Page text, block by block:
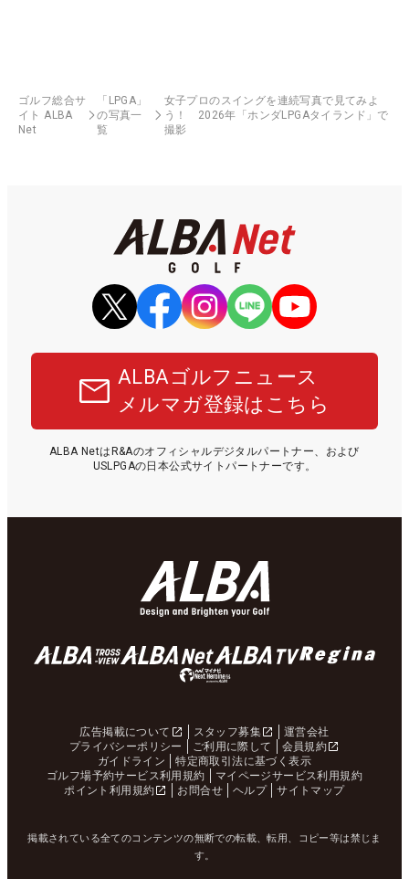
ゴルフ総合サ
イト ALBA
Net
「LPGA」
の写真一
覧
女子プロのスイングを連続写真で見てみよ
う！ 2026年「ホンダLPGAタイランド」で
撮影
ALBAゴルフニュース
メルマガ登録はこちら
ALBA NetはR&Aのオフィシャルデジタルパートナー、および
USLPGAの日本公式サイトパートナーです。
広告掲載について スタッフ募集
運営会社
プライバシーポリシー
ご利用に際して
会員規約
ガイドライン
特定商取引法に基づく表示
ゴルフ場予約サービス利用規約
マイページサービス利用規約
ポイント利用規約
お問合せ ヘルプ サイトマップ
掲載されている全てのコンテンツの無断での転載、転用、コピー等は禁じま
す。